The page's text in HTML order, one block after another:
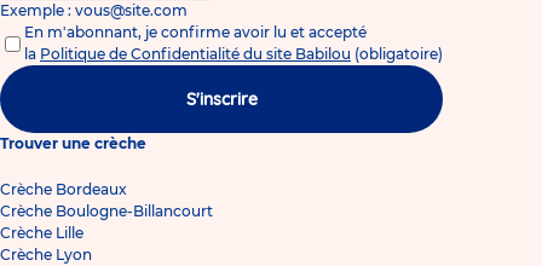
Exemple : vous@site.com
En m'abonnant, je confirme avoir lu et accepté
la Politique de Confidentialité du site Babilou (obligatoire)
S'inscrire
Trouver une crèche
Crèche Bordeaux
Crèche Boulogne-Billancourt
Crèche Lille
Crèche Lyon